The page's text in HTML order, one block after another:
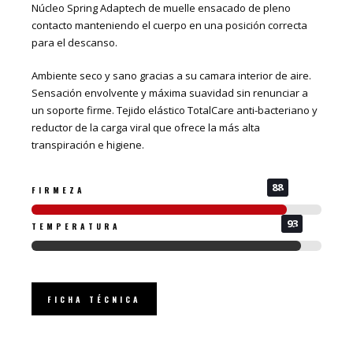
Núcleo Spring Adaptech de muelle ensacado de pleno
contacto manteniendo el cuerpo en una posición correcta
para el descanso.
Ambiente seco y sano gracias a su camara interior de aire.
Sensación envolvente y máxima suavidad sin renunciar a
un soporte firme. Tejido elástico TotalCare anti-bacteriano y
reductor de la carga viral que ofrece la más alta
transpiración e higiene.
FIRMEZA
TEMPERATURA
FICHA TÉCNICA